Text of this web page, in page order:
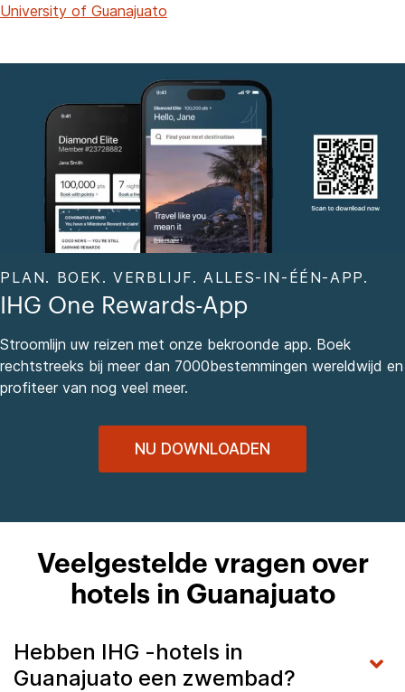
University of Guanajuato
PLAN. BOEK. VERBLIJF. ALLES-IN-ÉÉN-APP.
IHG One Rewards-App
Stroomlijn uw reizen met onze bekroonde app. Boek
rechtstreeks bij meer dan 7000bestemmingen wereldwijd en
profiteer van nog veel meer.
NU DOWNLOADEN
Veelgestelde vragen over
hotels in Guanajuato
Hebben IHG -hotels in
Guanajuato een zwembad?